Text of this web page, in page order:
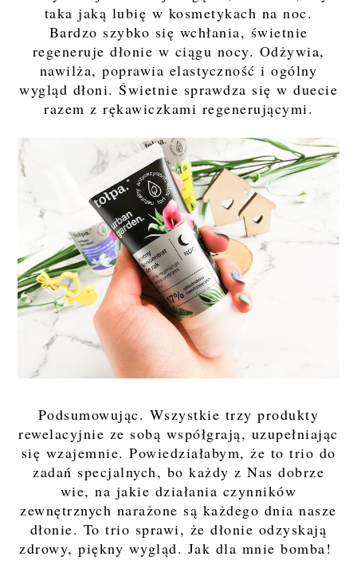
taka jaką lubię w kosmetykach na noc.
Bardzo szybko się wchłania, świetnie
regeneruje dłonie w ciągu nocy. Odżywia,
nawilża, poprawia elastyczność i ogólny
wygląd dłoni. Świetnie sprawdza się w duecie
razem z rękawiczkami regenerującymi.
Podsumowując. Wszystkie trzy produkty
rewelacyjnie ze sobą współgrają, uzupełniając
się wzajemnie. Powiedziałabym, że to trio do
zadań specjalnych, bo każdy z Nas dobrze
wie, na jakie działania czynników
zewnętrznych narażone są każdego dnia nasze
dłonie. To trio sprawi, że dłonie odzyskają
zdrowy, piękny wygląd. Jak dla mnie bomba!